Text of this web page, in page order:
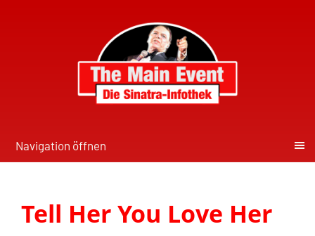
Navigation öffnen
Tell Her You Love Her